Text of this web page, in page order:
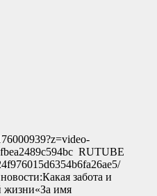
RUTUBE
забота и
жизни«За имя